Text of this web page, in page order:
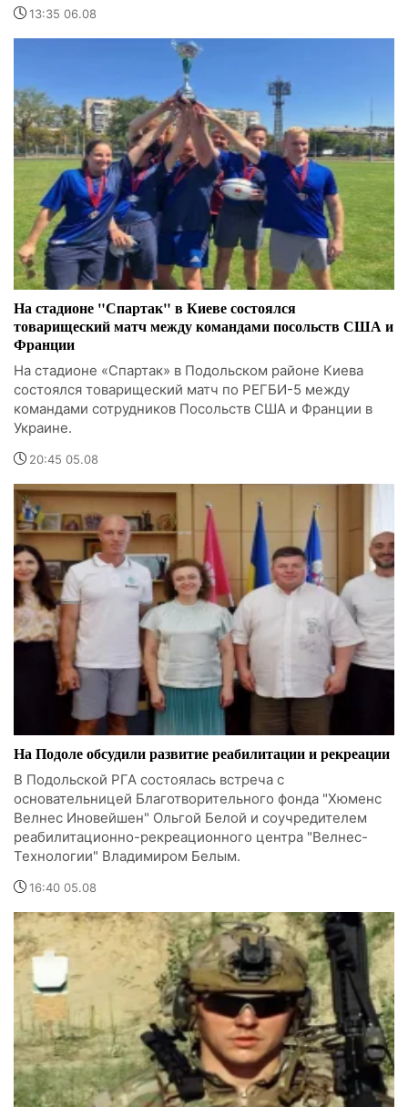
13:35 06.08
На стадионе "Спартак" в Киеве состоялся
товарищеский матч между командами посольств США и
Франции
На стадионе «Спартак» в Подольском районе Киева
состоялся товарищеский матч по РЕГБИ-5 между
командами сотрудников Посольств США и Франции в
Украине.
20:45 05.08
На Подоле обсудили развитие реабилитации и рекреации
В Подольской РГА состоялась встреча с
основательницей Благотворительного фонда "Хюменс
Велнес Иновейшен" Ольгой Белой и соучредителем
реабилитационно-рекреационного центра "Велнес-
Технологии" Владимиром Белым.
16:40 05.08